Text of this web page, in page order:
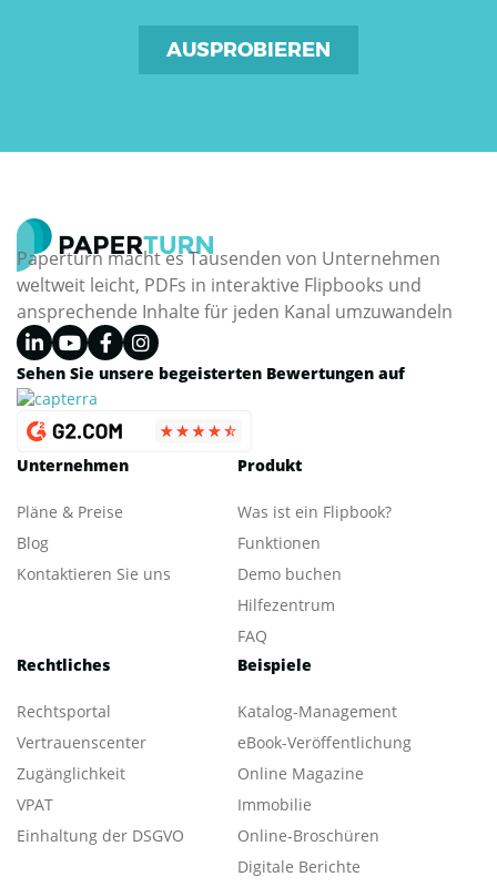
AUSPROBIEREN
Paperturn macht es Tausenden von Unternehmen
weltweit leicht, PDFs in interaktive Flipbooks und
ansprechende Inhalte für jeden Kanal umzuwandeln
Sehen Sie unsere begeisterten Bewertungen auf
Unternehmen
Pläne & Preise
Blog
Kontaktieren Sie uns
Produkt
Was ist ein Flipbook?
Funktionen
Demo buchen
Hilfezentrum
FAQ
Rechtliches
Rechtsportal
Vertrauenscenter
Zugänglichkeit
VPAT
Einhaltung der DSGVO
Beispiele
Katalog-Management
eBook-Veröffentlichung
Online Magazine
Immobilie
Online-Broschüren
Digitale Berichte